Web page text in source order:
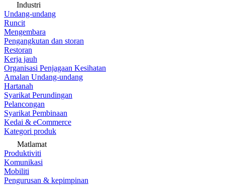
Industri
Undang-undang
Runcit
Mengembara
Pengangkutan dan storan
Restoran
Kerja jauh
Organisasi Penjagaan Kesihatan
Amalan Undang-undang
Hartanah
Syarikat Perundingan
Pelancongan
Syarikat Pembinaan
Kedai & eCommerce
Kategori produk
Matlamat
Produktiviti
Komunikasi
Mobiliti
Pengurusan & kepimpinan